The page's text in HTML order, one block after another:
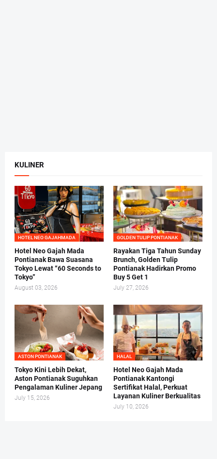
KULINER
HOTEL NEO GAJAHMADA
Hotel Neo Gajah Mada
Pontianak Bawa Suasana
Tokyo Lewat “60 Seconds to
Tokyo”
August 03, 2026
GOLDEN TULIP PONTIANAK
Rayakan Tiga Tahun Sunday
Brunch, Golden Tulip
Pontianak Hadirkan Promo
Buy 5 Get 1
July 27, 2026
ASTON PONTIANAK
Tokyo Kini Lebih Dekat,
Aston Pontianak Suguhkan
Pengalaman Kuliner Jepang
July 15, 2026
HALAL
Hotel Neo Gajah Mada
Pontianak Kantongi
Sertifikat Halal, Perkuat
Layanan Kuliner Berkualitas
July 10, 2026